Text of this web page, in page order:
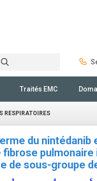
Traités EMC
RESPIRATOIRES
du
pulmonaire
de sous-groupe